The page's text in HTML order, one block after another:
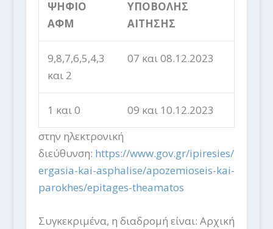
ΨΗΦΙΟ
ΑΦΜ
ΥΠΟΒΟΛΗΣ
ΑΙΤΗΣΗΣ
9,8,7,6,5,4,3
και 2
07 και 08.12.2023
1 και 0
09 και 10.12.2023
στην ηλεκτρονική
διεύθυνση: https://www.gov.gr/ipiresies/
ergasia-kai-asphalise/apozemioseis-kai-
parokhes/epitages-theamatos
Συγκεκριμένα, η διαδρομή είναι: Αρχική